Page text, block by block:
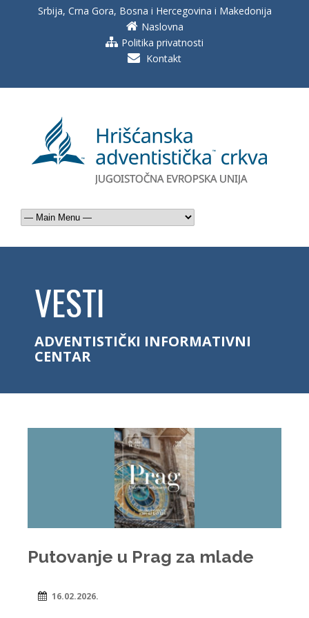
Srbija, Crna Gora, Bosna i Hercegovina i Makedonija
Naslovna
Politika privatnosti
Kontakt
VESTI
ADVENTISTIČKI INFORMATIVNI
CENTAR
Putovanje u Prag za mlade
16.02.2026.